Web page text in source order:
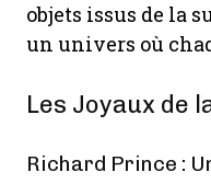
objets issus de la
un univers où
Les Joyaux de
Richard Prince :